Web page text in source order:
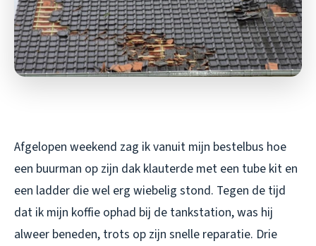
Afgelopen weekend zag ik vanuit mijn bestelbus hoe
een buurman op zijn dak klauterde met een tube kit en
een ladder die wel erg wiebelig stond. Tegen de tijd
dat ik mijn koffie ophad bij de tankstation, was hij
alweer beneden, trots op zijn snelle reparatie. Drie